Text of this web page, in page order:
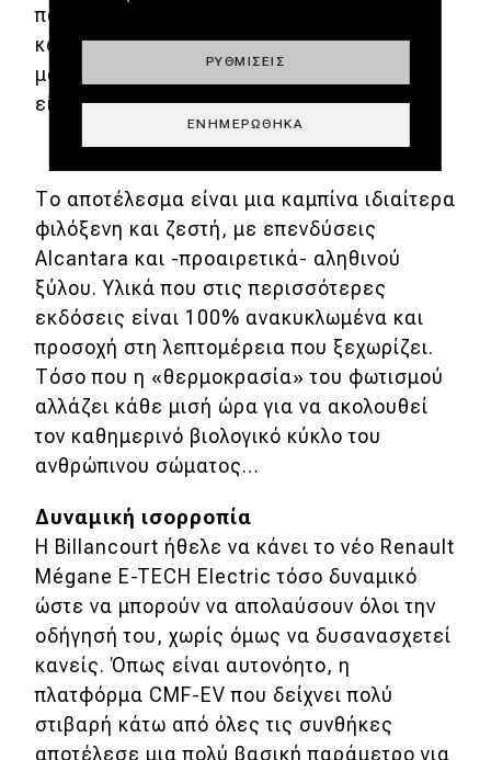
πολύ κοντά με εκείνον για τους
καθαριστήρες. Κάνοντας γρήγορες
μανούβρες, το να μην τους μπερδέψεις
είναι το λιγότερο πιθανό σενάριο…
Το αποτέλεσμα είναι μια καμπίνα ιδιαίτερα
φιλόξενη και ζεστή, με επενδύσεις
Alcantara και -προαιρετικά- αληθινού
ξύλου. Υλικά που στις περισσότερες
εκδόσεις είναι 100% ανακυκλωμένα και
προσοχή στη λεπτομέρεια που ξεχωρίζει.
Τόσο που η «θερμοκρασία» του φωτισμού
αλλάζει κάθε μισή ώρα για να ακολουθεί
τον καθημερινό βιολογικό κύκλο του
ανθρώπινου σώματος…
Δυναμική ισορροπία
Η Billancourt ήθελε να κάνει το νέο Renault
Mégane E-TECH Electric τόσο δυναμικό
ώστε να μπορούν να απολαύσουν όλοι την
οδήγησή του, χωρίς όμως να δυσανασχετεί
κανείς. Όπως είναι αυτονόητο, η
πλατφόρμα CMF-EV που δείχνει πολύ
στιβαρή κάτω από όλες τις συνθήκες
αποτέλεσε μια πολύ βασική παράμετρο για
ΡΥΘΜΊΣΕΙΣ
ΕΝΗΜΕΡΏΘΗΚΑ